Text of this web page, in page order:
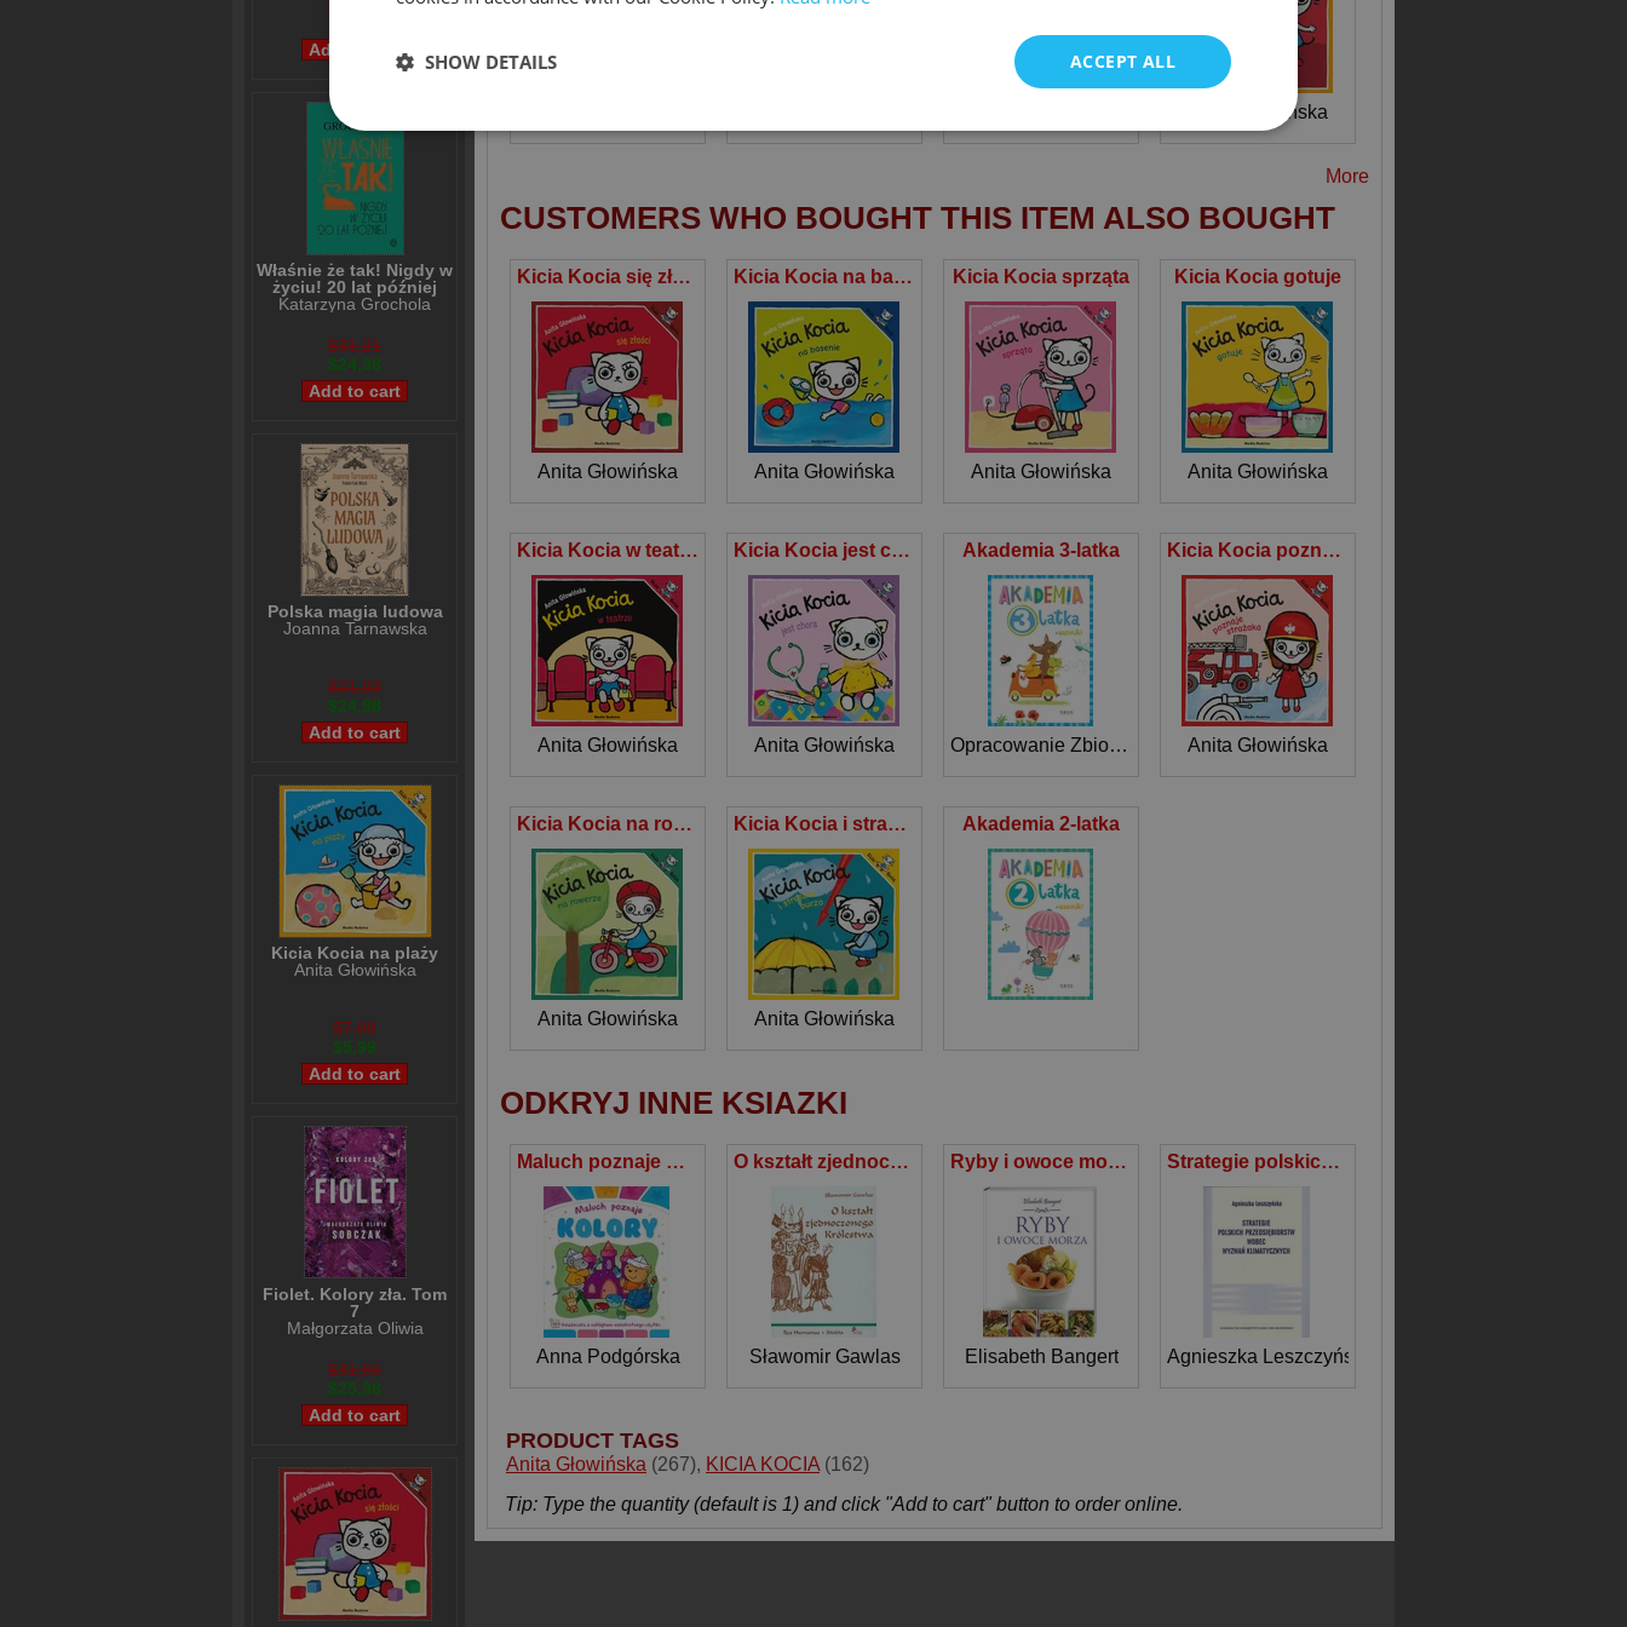
Właśnie że tak! Nigdy w
życiu! 20 lat później
Katarzyna Grochola
$31,21
$24,98
Polska magia ludowa
Joanna Tarnawska
$31,89
$24,98
Kicia Kocia na plaży
Anita Głowińska
$7,99
$5,99
Fiolet. Kolory zła. Tom
7
Małgorzata Oliwia
$31,66
$25,98
Anita Głowińska
More
CUSTOMERS WHO BOUGHT THIS ITEM ALSO BOUGHT
Kicia Kocia się złości
Anita Głowińska
Kicia Kocia na basenie
Anita Głowińska
Kicia Kocia sprząta
Anita Głowińska
Kicia Kocia gotuje
Anita Głowińska
Kicia Kocia w teatrze
Anita Głowińska
Kicia Kocia jest chora
Anita Głowińska
Akademia 3-latka
Opracowanie Zbiorowe
Kicia Kocia poznaje strażaka
Anita Głowińska
Kicia Kocia na rowerze
Anita Głowińska
Kicia Kocia i straszna burza
Anita Głowińska
Akademia 2-latka
ODKRYJ INNE KSIAZKI
Maluch poznaje Kolory Książeczka z naklejkami wielokrotnego użytku
Anna Podgórska
O kształt zjednoczonego Królestwa Niemieckie władztwo terytorialne a geneza społeczno-ustrojowej odrębności Polski
Sławomir Gawlas
Ryby i owoce morza
Elisabeth Bangert
Strategie polskich przedsiębiorstw wobec wyzwań klimatycznych
Agnieszka Leszczyńska
PRODUCT TAGS
Anita Głowińska (267), KICIA KOCIA (162)
Tip: Type the quantity (default is 1) and click "Add to cart" button to order online.
ACCEPT ALL
SHOW DETAILS